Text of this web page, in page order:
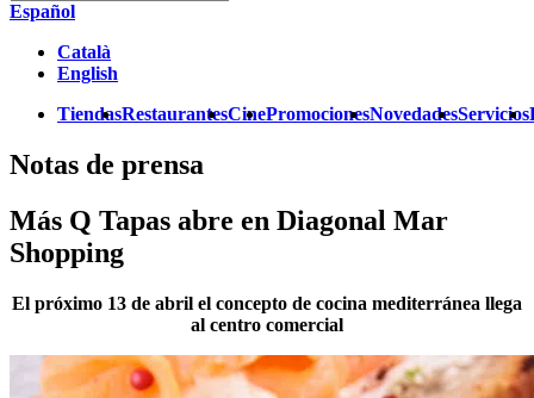
Español
Català
English
TiendasRestaurantesCinePromocionesNovedadesServicios
Notas de prensa
Más Q Tapas abre en Diagonal Mar
Shopping
El próximo 13 de abril el concepto de cocina mediterránea llega
al centro comercial